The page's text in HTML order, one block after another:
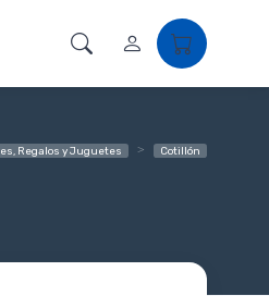
Regalos y Juguetes Cotillón